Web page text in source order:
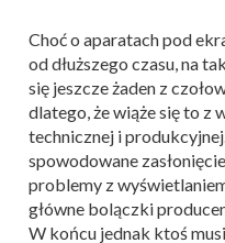
Choć o aparatach pod
od dłuższego czasu, na
się jeszcze żaden z
dlatego, że wiąże się to z
technicznej i
spowodowane
problemy z
główne bolączki
W końcu jednak ktoś